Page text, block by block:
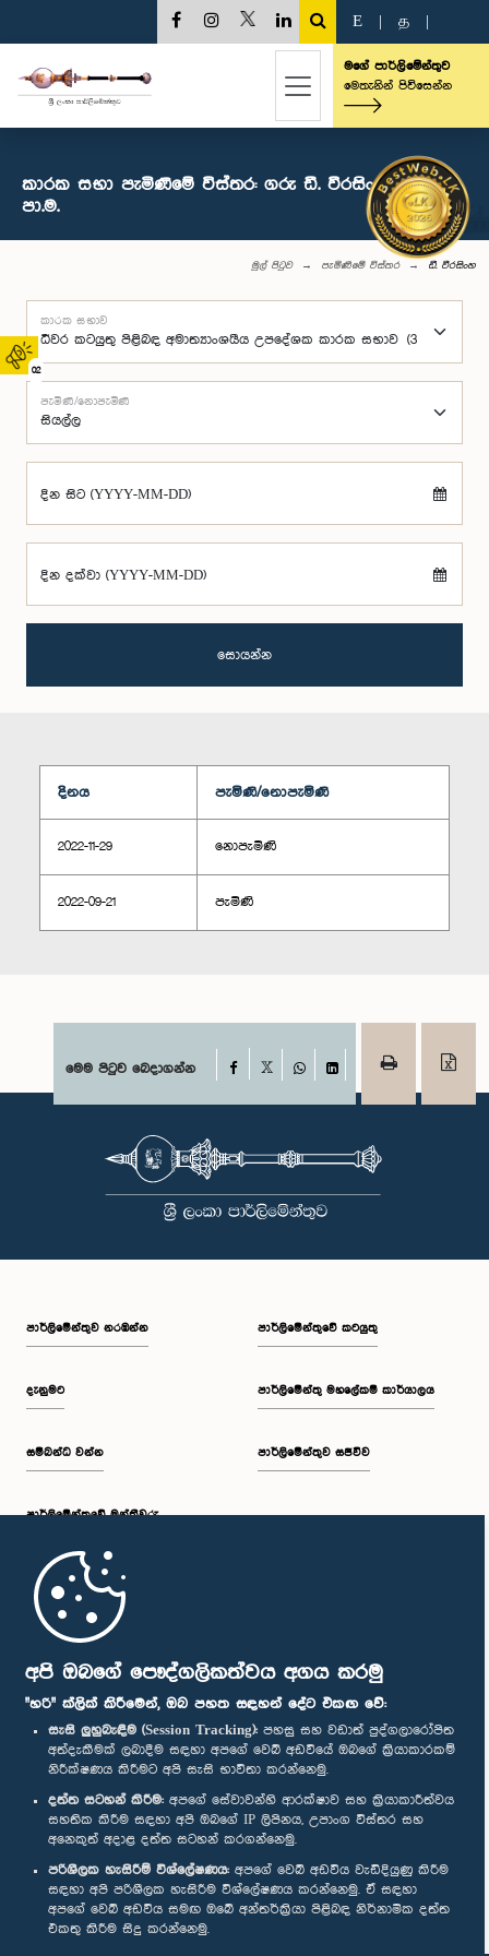
අපි ඔබගේ පෞද්ගලිකත්වය අගය කරමු
"හරි" ක්ලික් කිරීමෙන්, ඔබ පහත සඳහන් දේට එකඟ වේ:
සැසි ලුහුබැඳීම (Session Tracking): පහසු සහ වඩාත් පුද්ගලාරෝපිත
අත්දැකීමක් ලබාදීම සඳහා අපගේ වෙබ් අඩවියේ ඔබගේ ක්‍රියාකාරකම්
නිරීක්ෂණය කිරීමට අපි සැසි භාවිතා කරන්නෙමු.
දත්ත සටහන් කිරීම: අපගේ සේවාවන්හි ආරක්ෂාව සහ ක්‍රියාකාරීත්වය
සහතික කිරීම සඳහා අපි ඔබගේ IP ලිපිනය, උපාංග විස්තර සහ
අනෙකුත් අදාළ දත්ත සටහන් කරගන්නෙමු.
පරිශීලක හැසිරීම් විශ්ලේෂණය: අපගේ වෙබ් අඩවිය වැඩිදියුණු කිරීම
සඳහා අපි පරිශීලක හැසිරීම විශ්ලේෂණය කරන්නෙමු. ඒ සඳහා
අපගේ වෙබ් අඩවිය සමඟ ඔබේ අන්තර්ක්‍රියා පිළිබඳ නිර්නාමික දත්ත
එකතු කිරීම සිදු කරන්නෙමු.
02
E த
මගේ පාර්ලිමේන්තුව
මෙතැනින් පිවිසෙන්න
කාරක සභා පැමිණීමේ විස්තර: ගරු ඩී. වීරසිංහ මහතා,
පා.ම.
මුල් පිටුව පැමිණීමේ විස්තර ඩී. වීරසිංහ
කාරක සභාව
පැමිණි/නොපැමිණි
දින සිට (YYYY-MM-DD)
දින දක්වා (YYYY-MM-DD)
සොයන්න
දිනය පැමිණි/නොපැමිණි
2022-11-29 නොපැමිණි
2022-09-21 පැමිණි
මෙම පිටුව බෙදාගන්න Facebook
WhatsAppLinkedIn
පාර්ලි‌මේන්තුව නරඹන්න
දැනුමට
සම්බන්ධ වන්න
පාර්ලි‌මේන්තුවේ මන්ත්‍රීවරු
මුල් පිටුව
පාර්ලිමේන්තුවේ කටයුතු
පාර්ලිමේන්තු මහලේකම් කාර්යාලය
පාර්ලිමේන්තුව සජීවීව
පාර්ලිමේන්තු ජංගම යෙදුම
අප හා සම්බන්ධ වී සිටින්න :
සම්මාන
පෞද්ගලිකත්ව ප්‍රතිපත්තිය